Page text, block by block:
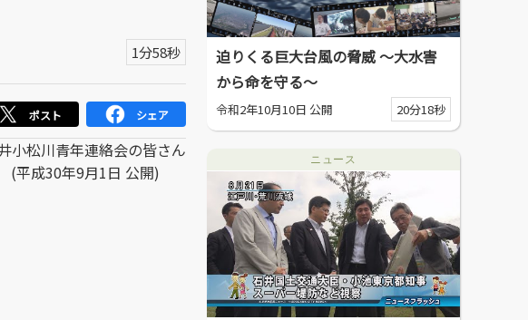
1分58秒
ポスト シェア
小松川青年連絡会の皆さん
(平成30年9月1日 公開)
迫りくる巨大台風の脅威 ～大水害
から命を守る～
令和2年10月10日 公開 20分18秒
ニュース